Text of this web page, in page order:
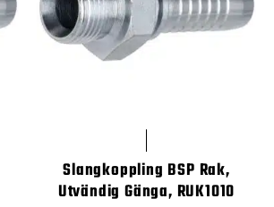
Slangkoppling BSP Rak,
Utvändig Gänga, RUK1010